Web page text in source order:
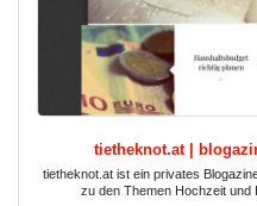
tietheknot.at |
tietheknot.at ist ein privates
zu den Themen Hochzeit